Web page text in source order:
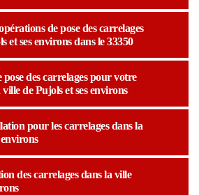
de pose des carrelages
et ses environs dans le 33350
des carrelages pour votre
de Pujols et ses environs
pour les carrelages dans la
des carrelages dans la ville